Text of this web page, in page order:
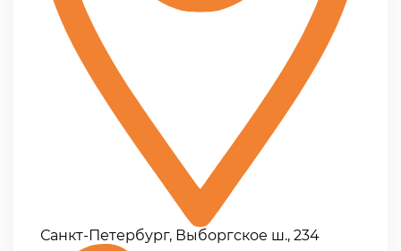
Санкт-Петербург, Выборгское ш., 234